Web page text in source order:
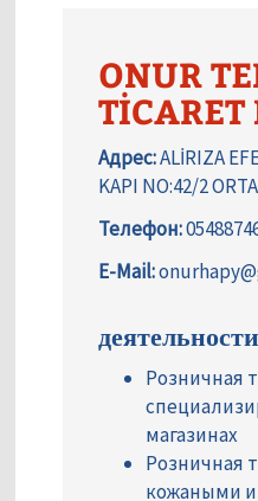
ONUR
TİCARET
Адрес:ALİRIZA
KAPI NO:42/2
Телефон:
E-Mail:
деятельности
Розничная
магазинах
Розничная
кожаными